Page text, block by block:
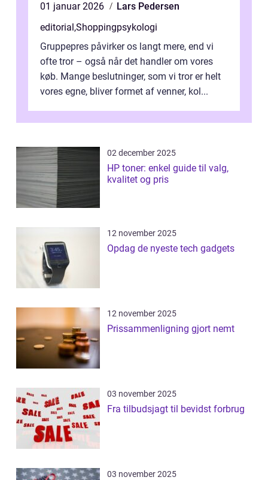
01 januar 2026
Lars Pedersen
editorial ,Shoppingpsykologi
Gruppepres påvirker os langt mere, end vi
ofte tror – også når det handler om vores
køb. Mange beslutninger, som vi tror er helt
vores egne, bliver formet af venner, kol...
02 december 2025
HP toner: enkel guide til valg,
kvalitet og pris
12 november 2025
Opdag de nyeste tech gadgets
12 november 2025
Prissammenligning gjort nemt
03 november 2025
Fra tilbudsjagt til bevidst forbrug
03 november 2025